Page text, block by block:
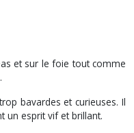
et sur le foie tout comme
bavardes et curieuses. Il
un esprit vif et brillant.